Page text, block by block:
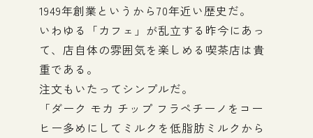
1949年創業というから70年近い歴史だ。
いわゆる「カフェ」が乱立する昨今にあっ
て、店自体の雰囲気を楽しめる喫茶店は貴
重である。
注文もいたってシンプルだ。
「ダーク モカ チップ フラペチーノをコー
ヒー多めにしてミルクを低脂肪ミルクから